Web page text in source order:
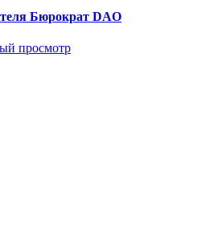
Бюрократ DAO
просмотр